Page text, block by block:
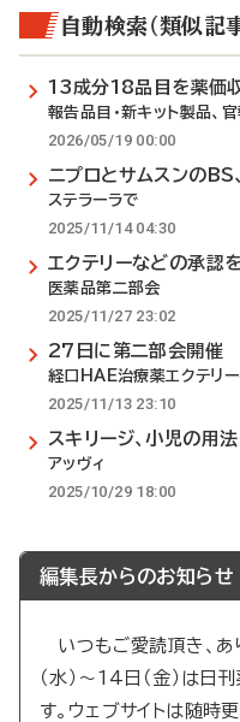
自動検索（類似記
13成分18品目を薬価
報告品目・新キット製品、
2026/05/19 00:00
ニプロとサムスンのBS
ステラーラで
2025/11/14 04:30
エクテリーなどの承認
医薬品第二部会
2025/11/27 23:02
27日に第二部会開催
経口HAE治療薬エクテリ
2025/11/13 23:10
スキリージ、小児の用
アッヴィ
2025/10/29 18:00
編集長からのお知らせ
いつもご愛読頂き、あ
（水）～14日（金）は日
す。ウェブサイトは随時更